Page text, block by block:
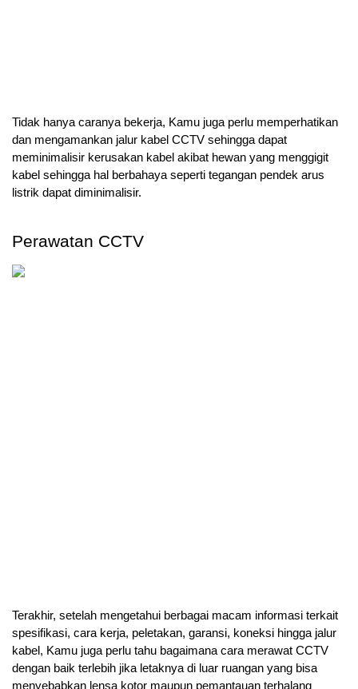
Tidak hanya caranya bekerja, Kamu juga perlu memperhatikan
dan mengamankan jalur kabel CCTV sehingga dapat
meminimalisir kerusakan kabel akibat hewan yang menggigit
kabel sehingga hal berbahaya seperti tegangan pendek arus
listrik dapat diminimalisir.
Perawatan CCTV
Terakhir, setelah mengetahui berbagai macam informasi terkait
spesifikasi, cara kerja, peletakan, garansi, koneksi hingga jalur
kabel, Kamu juga perlu tahu bagaimana cara merawat CCTV
dengan baik terlebih jika letaknya di luar ruangan yang bisa
menyebabkan lensa kotor maupun pemantauan terhalang